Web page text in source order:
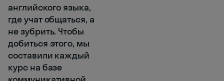
английского языка,
где учат общаться, а
не зубрить. Чтобы
добиться этого, мы
составили каждый
курс на базе